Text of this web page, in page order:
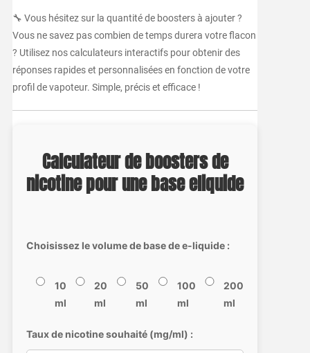
🔧 Vous hésitez sur la quantité de boosters à ajouter ?
Vous ne savez pas combien de temps durera votre flacon
? Utilisez nos calculateurs interactifs pour obtenir des
réponses rapides et personnalisées en fonction de votre
profil de vapoteur. Simple, précis et efficace !
Calculateur de boosters de
nicotine pour une base eliquide
Choisissez le volume de base de e-liquide :
10
ml
20
ml
50
ml
100
ml
200
ml
Taux de nicotine souhaité (mg/ml) :